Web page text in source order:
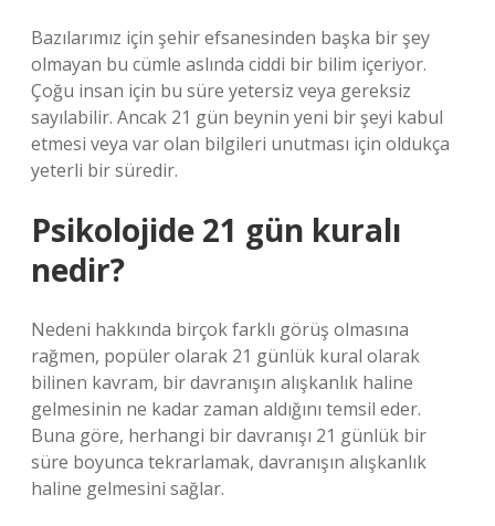
Bazılarımız için şehir efsanesinden başka bir şey
olmayan bu cümle aslında ciddi bir bilim içeriyor.
Çoğu insan için bu süre yetersiz veya gereksiz
sayılabilir. Ancak 21 gün beynin yeni bir şeyi kabul
etmesi veya var olan bilgileri unutması için oldukça
yeterli bir süredir.
Psikolojide 21 gün kuralı
nedir?
Nedeni hakkında birçok farklı görüş olmasına
rağmen, popüler olarak 21 günlük kural olarak
bilinen kavram, bir davranışın alışkanlık haline
gelmesinin ne kadar zaman aldığını temsil eder.
Buna göre, herhangi bir davranışı 21 günlük bir
süre boyunca tekrarlamak, davranışın alışkanlık
haline gelmesini sağlar.